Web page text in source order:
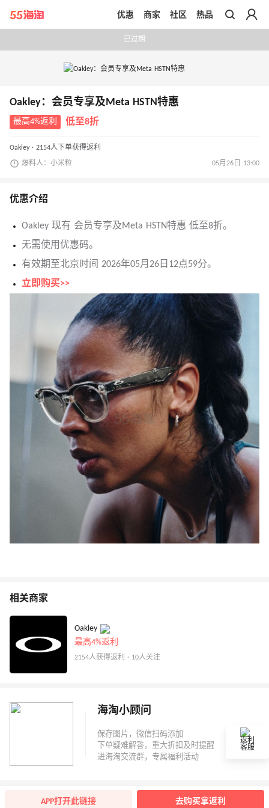
带你去官网买正品
优惠 商家 社区 热品
已过期
Oakley：会员专享及Meta HSTN特惠
最高4%返利 低至8折
Oakley · 2154人下单获得返利
爆料人：小米粒 05月26日 13:00
优惠介绍
Oakley 现有 会员专享及Meta HSTN特惠 低至8折。
无需使用优惠码。
有效期至北京时间 2026年05月26日12点59分。
立即购买>>
相关商家
Oakley
最高4%返利
2154人获得返利 · 10人关注
海淘小顾问
返利
客服
APP打开此链接 去购买拿返利